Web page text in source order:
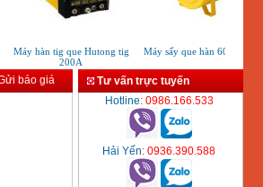
Máy hàn tig que Hutong tig
200A
Máy sấy que hàn 60kg DYH-60
báo giá
Tư vấn trực tuyến
Hotline: 0986.166.533
Hải Yến: 0936.390.588